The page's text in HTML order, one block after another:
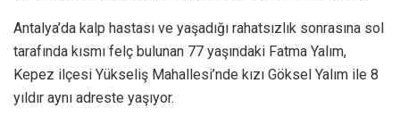
Antalya’da kalp hastası ve yaşadığı rahatsızlık sonrasına sol
tarafında kısmı felç bulunan 77 yaşındaki Fatma Yalım,
Kepez ilçesi Yükseliş Mahallesi’nde kızı Göksel Yalım ile 8
yıldır aynı adreste yaşıyor.